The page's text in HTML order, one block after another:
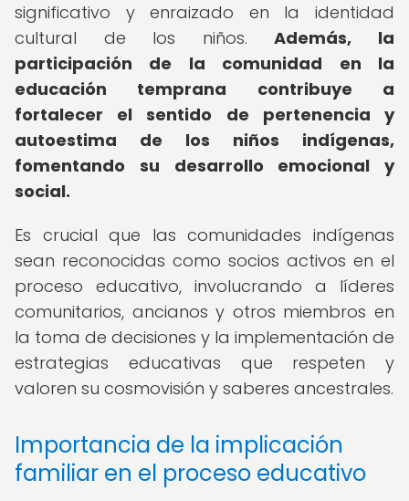
significativo y enraizado en la identidad
cultural de los niños.Además, la
participación de la comunidad en la
educación temprana contribuye a
fortalecer el sentido de pertenencia y
autoestima de los niños indígenas,
fomentando su desarrollo emocional y
social.
Es crucial que las comunidades indígenas
sean reconocidas como socios activos en el
proceso educativo, involucrando a líderes
comunitarios, ancianos y otros miembros en
la toma de decisiones y la implementación de
estrategias educativas que respeten y
valoren su cosmovisión y saberes ancestrales.
Importancia de la implicación
familiar en el proceso educativo